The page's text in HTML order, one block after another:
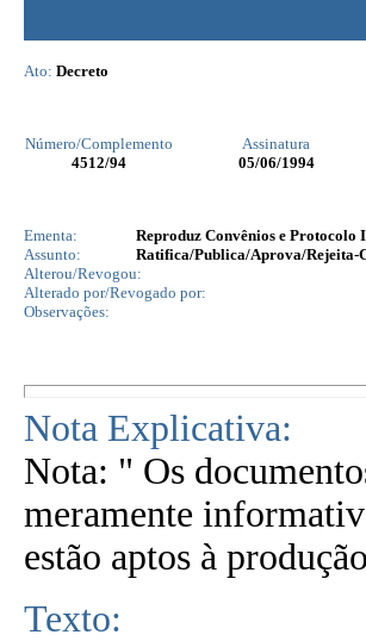
Ato: Decreto
Número/Complemento Assinatura
4512/94 05/06/1994
Ementa:
Reproduz Convênios e Protocolo
Assunto:
Ratifica/Publica/Aprova/Rejeita-
Alterou/Revogou:
Alterado por/Revogado por:
Observações:
Nota Explicativa:
Nota: " Os
meramente
estão aptos à
Texto: